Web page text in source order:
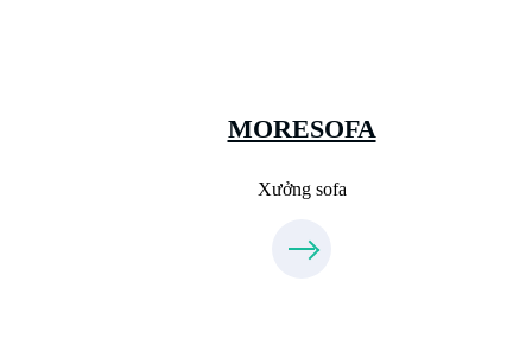
MORESOFA
Xưởng sofa